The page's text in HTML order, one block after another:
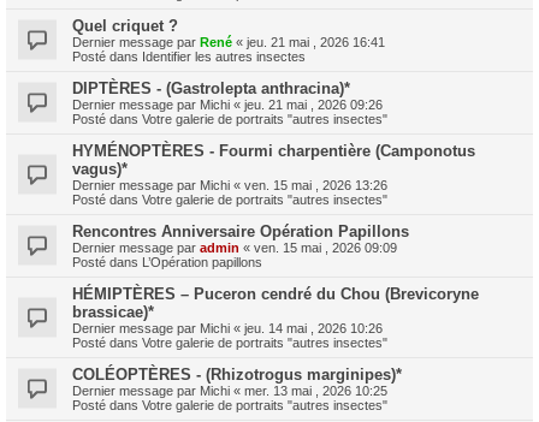
Quel criquet ?
Dernier message par René « jeu. 21 mai , 2026 16:41
Posté dans Identifier les autres insectes
DIPTÈRES - (Gastrolepta anthracina)*
Dernier message par Michi « jeu. 21 mai , 2026 09:26
Posté dans Votre galerie de portraits "autres insectes"
HYMÉNOPTÈRES - Fourmi charpentière (Camponotus
vagus)*
Dernier message par Michi « ven. 15 mai , 2026 13:26
Posté dans Votre galerie de portraits "autres insectes"
Rencontres Anniversaire Opération Papillons
Dernier message par admin « ven. 15 mai , 2026 09:09
Posté dans L’Opération papillons
HÉMIPTÈRES – Puceron cendré du Chou (Brevicoryne
brassicae)*
Dernier message par Michi « jeu. 14 mai , 2026 10:26
Posté dans Votre galerie de portraits "autres insectes"
COLÉOPTÈRES - (Rhizotrogus marginipes)*
Dernier message par Michi « mer. 13 mai , 2026 10:25
Posté dans Votre galerie de portraits "autres insectes"